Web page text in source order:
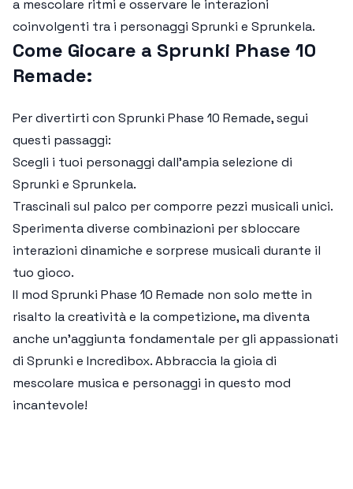
a mescolare ritmi e osservare le interazioni
coinvolgenti tra i personaggi Sprunki e Sprunkela.
Come Giocare a Sprunki Phase 10
Remade:
Per divertirti con Sprunki Phase 10 Remade, segui
questi passaggi:
Scegli i tuoi personaggi dall'ampia selezione di
Sprunki e Sprunkela.
Trascinali sul palco per comporre pezzi musicali unici.
Sperimenta diverse combinazioni per sbloccare
interazioni dinamiche e sorprese musicali durante il
tuo gioco.
Il mod Sprunki Phase 10 Remade non solo mette in
risalto la creatività e la competizione, ma diventa
anche un’aggiunta fondamentale per gli appassionati
di Sprunki e Incredibox. Abbraccia la gioia di
mescolare musica e personaggi in questo mod
incantevole!